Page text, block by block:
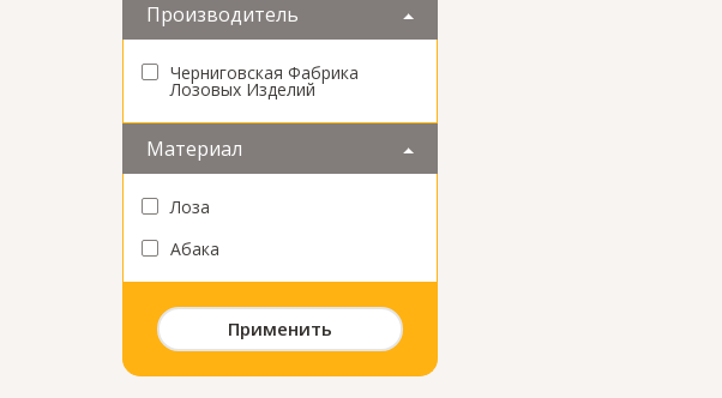
Производитель
Черниговская Фабрика
Лозовых Изделий
Материал
Лоза
Абака